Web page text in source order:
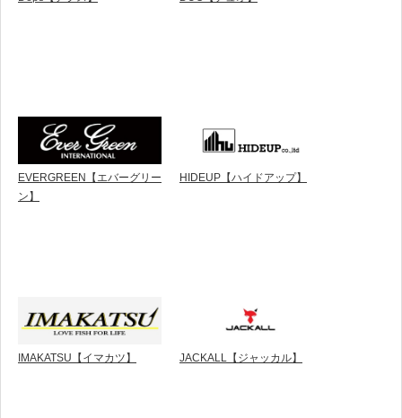
EVERGREEN【エバーグリー
ン】
HIDEUP【ハイドアップ】
IMAKATSU【イマカツ】 JACKALL【ジャッカル】